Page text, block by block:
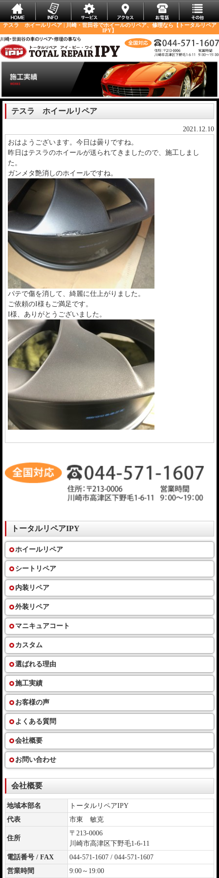
テスラ ホイールリペア | 川崎・世田谷でホイールのリペア、修理なら【トータルリペア
IPY】
テスラ ホイールリペア
2021.12.10
おはようございます。今日は曇りですね。
昨日はテスラのホイールが送られてきましたので、施工しまし
た。
ガンメタ艶消しのホイールですね。
パテで傷を消して、綺麗に仕上がりました。
ご依頼のI様もご満足です。
I様、ありがとうございました。
トータルリペアIPY
ホイールリペア
シートリペア
内装リペア
外装リペア
マニキュアコート
カスタム
選ばれる理由
施工実績
お客様の声
よくある質問
会社概要
お問い合わせ
会社概要
地域本部名
トータルリペアIPY
代表
市東 敏克
住所
〒213-0006
川崎市高津区下野毛1-6-11
電話番号 / FAX
044-571-1607 / 044-571-1607
営業時間
9:00～19:00